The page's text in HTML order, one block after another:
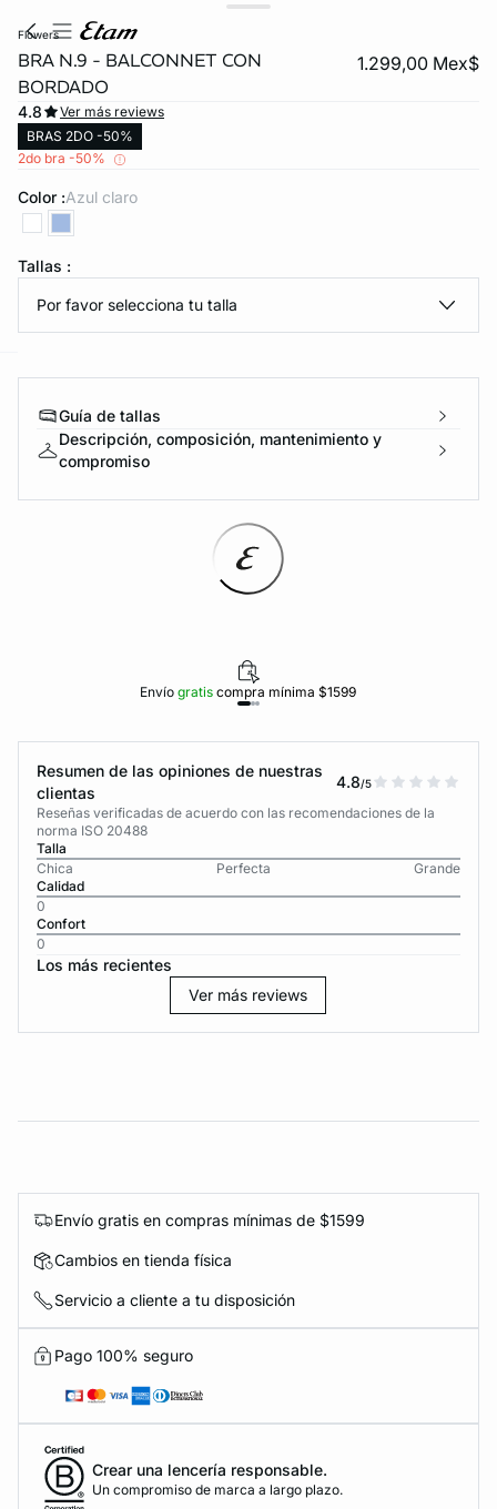
DE PANTIES
ahora
flowers
BRA N.9 - BALCONNET CON
BORDADO
1.299,00 Mex$
4.8
Ver más reviews
BRAS 2DO -50%
2do bra -50%
Color : azul claro
Tallas :
Por favor selecciona tu talla
Guía de tallas
Descripción, composición, mantenimiento y
compromiso
Envíogratiscompra mínima $1599
Resumen de las opiniones de nuestras
clientas
4.8/5
Reseñas verificadas de acuerdo con las recomendaciones de la
norma ISO 20488
Talla
Chica
Perfecta
Grande
Calidad
0
Confort
0
Los más recientes
Ver más reviews
Envío gratis en compras mínimas de $1599
Cambios en tienda física
Servicio a cliente a tu disposición
Pago 100% seguro
Crear una lencería responsable.
Un compromiso de marca a largo plazo.